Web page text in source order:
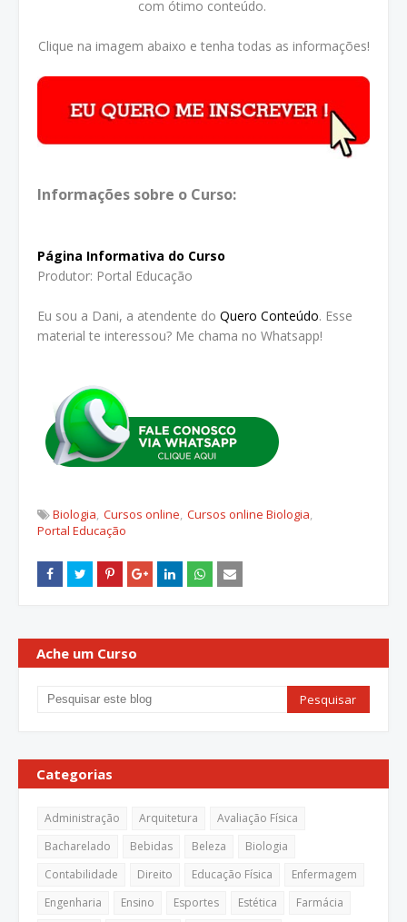
com ótimo conteúdo.
Clique na imagem abaixo e tenha todas as informações!
Informações sobre o Curso:
Página Informativa do Curso
Produtor: Portal Educação
Eu sou a Dani, a atendente do Quero Conteúdo. Esse
material te interessou? Me chama no Whatsapp!
Biologia Cursos online Cursos online Biologia
Portal Educação
Ache um Curso
Categorias
Administração Arquitetura
Avaliação Física
Bacharelado
Bebidas Beleza
Biologia
Contabilidade
Direito Educação Física
Enfermagem
Engenharia
Ensino Esportes Estética
Farmácia